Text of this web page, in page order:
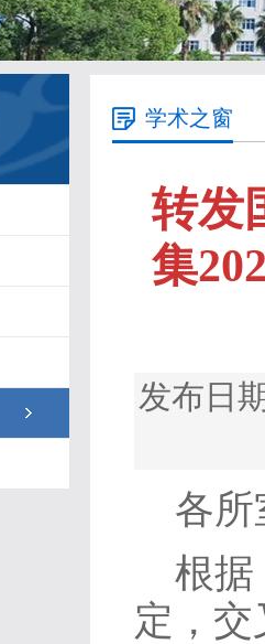
学术之窗
转发
集
发布日
各所
根据
定，